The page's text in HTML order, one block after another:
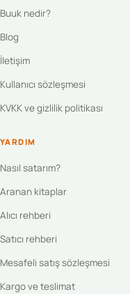
Buuk nedir?
Blog
İletişim
Kullanıcı sözleşmesi
KVKK ve gizlilik politikası
YARDIM
Nasıl satarım?
Aranan kitaplar
Alıcı rehberi
Satıcı rehberi
Mesafeli satış sözleşmesi
Kargo ve teslimat